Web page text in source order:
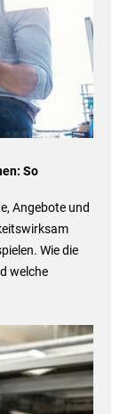
So
Angebote und
Wie die
welche